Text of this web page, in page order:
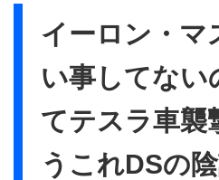
イーロン・マ
い事してない
てテスラ車襲
うこれDSの陰